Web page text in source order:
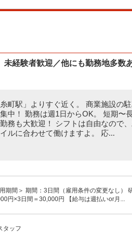
未経験者歓迎／他にも勤務地多数
糸町駅」よりすぐ近く。 商業施設の
中！ 勤務は週1日からOK。 短期〜
務も大歓迎！ シフトは自由なので
ルに合わせて働けますよ。 応...
期間＞ 期間：3日間（雇用条件の変更なし）
円×3日間＝30,000円 【給与は週払いor月...
タッフ